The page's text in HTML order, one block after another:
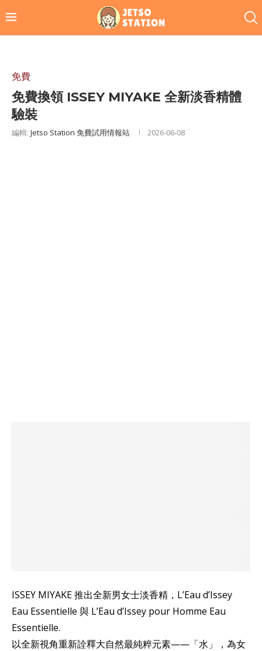
免費
免費換領 ISSEY MIYAKE 全新淡香精體
驗裝
編輯: Jetso Station 免費試用情報站 2026-06-08
ISSEY MIYAKE 推出全新男女士淡香精，L’Eau d’Issey
Eau Essentielle 與 L’Eau d’Issey pour Homme Eau
Essentielle.
以全新視角重新詮釋大自然最純粹元素——「水」，為女